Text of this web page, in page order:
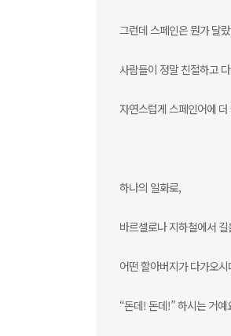
그런데 스페인은 뭔가 달
사람들이 정말 친절하고
자연스럽게 스페인어에
하나의 일화로,
바르셀로나 지하철에서
어떤 할아버지가 다가오시
“돈데! 돈데!” 하시는 거예